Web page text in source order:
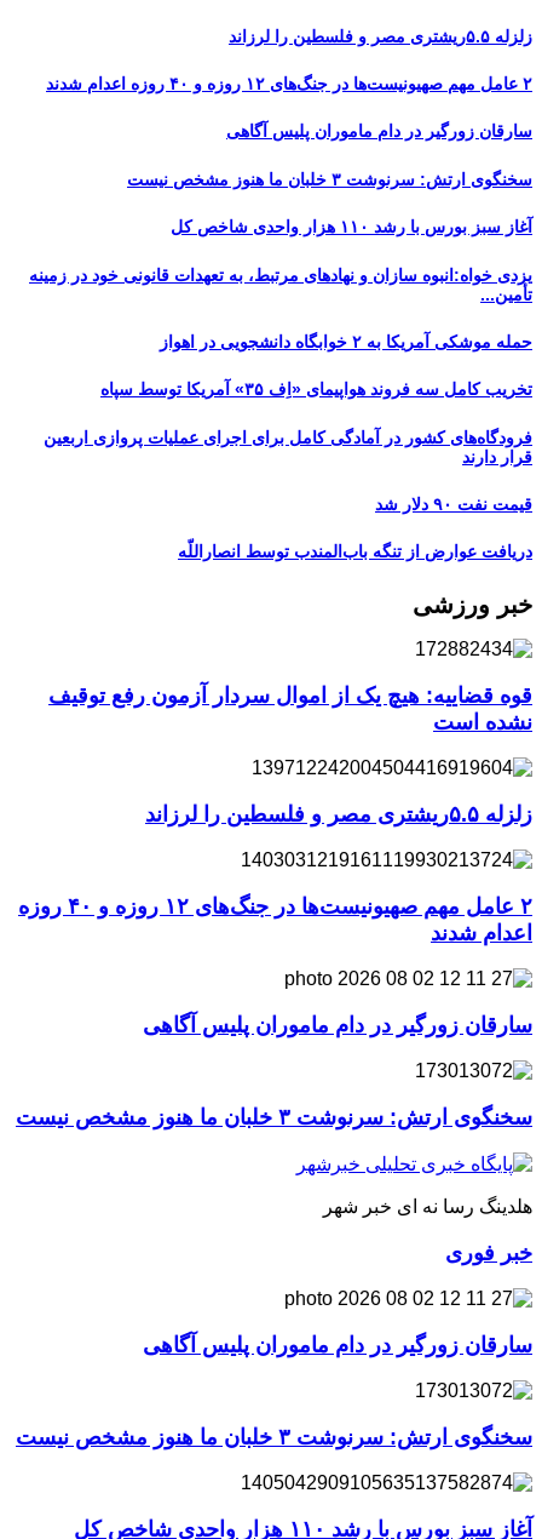
زلزله ۵.۵ریشتری مصر و فلسطین را لرزاند
۲ عامل مهم صهیونیست‌ها در جنگ‌های ۱۲ روزه و ۴۰ روزه اعدام شدند
سارقان زورگیر در دام ماموران پلیس آگاهی
سخنگوی ارتش: سرنوشت ۳ خلبان ما هنوز مشخص نیست
آغاز سبز بورس با رشد ۱۱۰ هزار واحدی شاخص کل
یزدی خواه:انبوه سازان و نهادهای مرتبط، به تعهدات قانونی خود در زمینه
تأمین...
حمله موشکی آمریکا به ۲ خوابگاه دانشجویی در اهواز
تخریب کامل سه فروند هواپیمای «اِف ۳۵» آمریکا توسط سپاه
فرودگاه‌های کشور در آمادگی کامل برای اجرای عملیات پروازی اربعین
قرار دارند
قیمت نفت ۹۰ دلار شد
دریافت عوارض از تنگه باب‌المندب توسط انصاراللّه
خبر ورزشی
قوه قضاییه: هیچ یک از اموال سردار آزمون رفع توقیف
نشده است
زلزله ۵.۵ریشتری مصر و فلسطین را لرزاند
۲ عامل مهم صهیونیست‌ها در جنگ‌های ۱۲ روزه و ۴۰ روزه
اعدام شدند
سارقان زورگیر در دام ماموران پلیس آگاهی
سخنگوی ارتش: سرنوشت ۳ خلبان ما هنوز مشخص نیست
هلدینگ رسا نه ای خبر شهر
خبر فوری
سارقان زورگیر در دام ماموران پلیس آگاهی
سخنگوی ارتش: سرنوشت ۳ خلبان ما هنوز مشخص نیست
آغاز سبز بورس با رشد ۱۱۰ هزار واحدی شاخص کل